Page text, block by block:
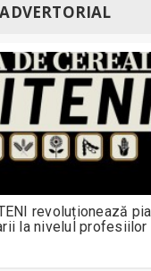
ADVERTORIAL
revoluționează
la nivelul profesiilor